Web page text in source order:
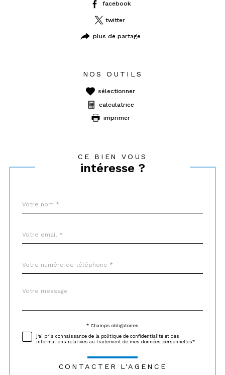
facebook
twitter
plus de partage
NOS OUTILS
sélectionner
calculatrice
imprimer
CE BIEN VOUS
intéresse ?
par
*
*
*
Fieldset
Message
*
* Champs obligatoires
j'ai pris connaissance de la politique de confidentialité et des
informations relatives au traitement de mes données personnelles*
CONTACTER L'AGENCE